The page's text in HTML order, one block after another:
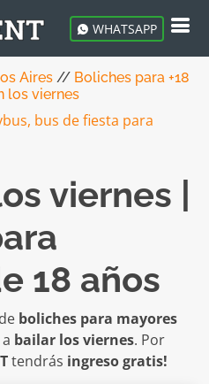
WHATSAPP
Aires // Boliches para +18
los viernes
viernes |
18 años
boliches para mayores
bailar los viernes. Por
tendrás ingreso gratis!